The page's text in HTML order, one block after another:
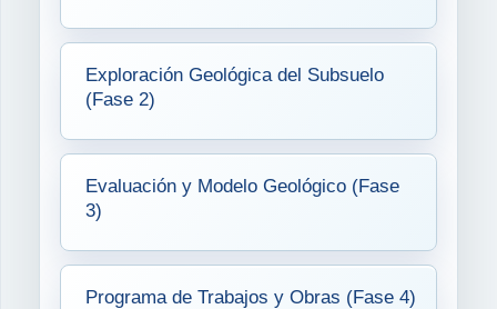
Exploración Geológica del Subsuelo
(Fase 2)
Evaluación y Modelo Geológico (Fase
3)
Programa de Trabajos y Obras (Fase 4)